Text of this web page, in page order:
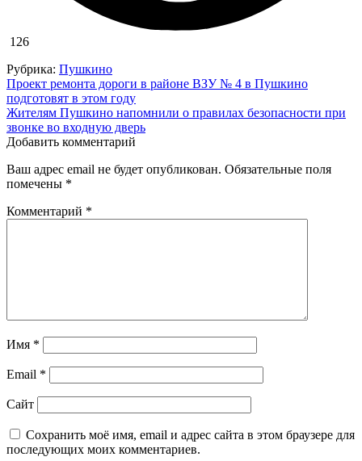
126
Рубрика: Пушкино
Навигация
по
записям
Проект ремонта дороги в районе ВЗУ № 4 в Пушкино
подготовят в этом году
Жителям Пушкино напомнили о правилах безопасности при
звонке во входную дверь
Добавить комментарий
Ваш адрес email не будет опубликован. Обязательные поля
помечены *
Комментарий *
Имя *
Email *
Сайт
Сохранить моё имя, email и адрес сайта в этом браузере для
последующих моих комментариев.